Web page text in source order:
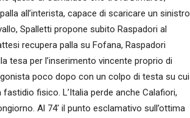
all’interista, capace di scaricare un sinistro
Spalletti propone subito Raspadori al
recupera palla su Fofana, Raspadori
tesa per l’inserimento vincente proprio di
poco dopo con un colpo di testa su cui
fisico. L’Italia perde anche Calafiori,
Al 74′ il punto esclamativo sull’ottima